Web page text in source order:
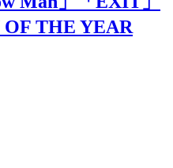
THE YEAR